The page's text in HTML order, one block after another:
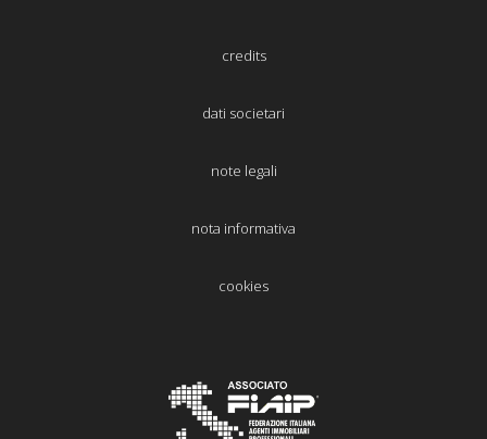
credits
dati societari
note legali
nota informativa
cookies